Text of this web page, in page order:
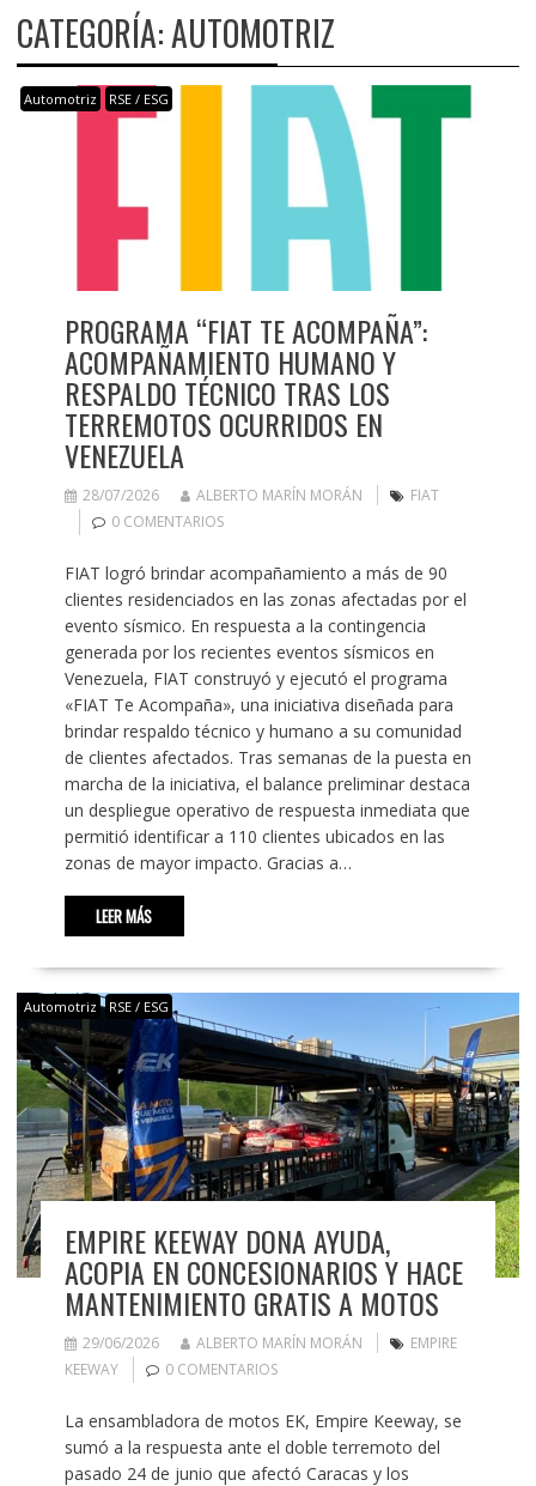
CATEGORÍA:AUTOMOTRIZ
Automotriz RSE / ESG
PROGRAMA “FIAT TE ACOMPAÑA”:
ACOMPAÑAMIENTO HUMANO Y
RESPALDO TÉCNICO TRAS LOS
TERREMOTOS OCURRIDOS EN
VENEZUELA
28/07/2026 ALBERTO MARÍN MORÁN
FIAT
0 COMENTARIOS
FIAT logró brindar acompañamiento a más de 90
clientes residenciados en las zonas afectadas por el
evento sísmico. En respuesta a la contingencia
generada por los recientes eventos sísmicos en
Venezuela, FIAT construyó y ejecutó el programa
«FIAT Te Acompaña», una iniciativa diseñada para
brindar respaldo técnico y humano a su comunidad
de clientes afectados. Tras semanas de la puesta en
marcha de la iniciativa, el balance preliminar destaca
un despliegue operativo de respuesta inmediata que
permitió identificar a 110 clientes ubicados en las
zonas de mayor impacto. Gracias a…
LEER MÁS
Automotriz RSE / ESG
EMPIRE KEEWAY DONA AYUDA,
ACOPIA EN CONCESIONARIOS Y HACE
MANTENIMIENTO GRATIS A MOTOS
29/06/2026 ALBERTO MARÍN MORÁN
EMPIRE
KEEWAY
0 COMENTARIOS
La ensambladora de motos EK, Empire Keeway, se
sumó a la respuesta ante el doble terremoto del
pasado 24 de junio que afectó Caracas y los